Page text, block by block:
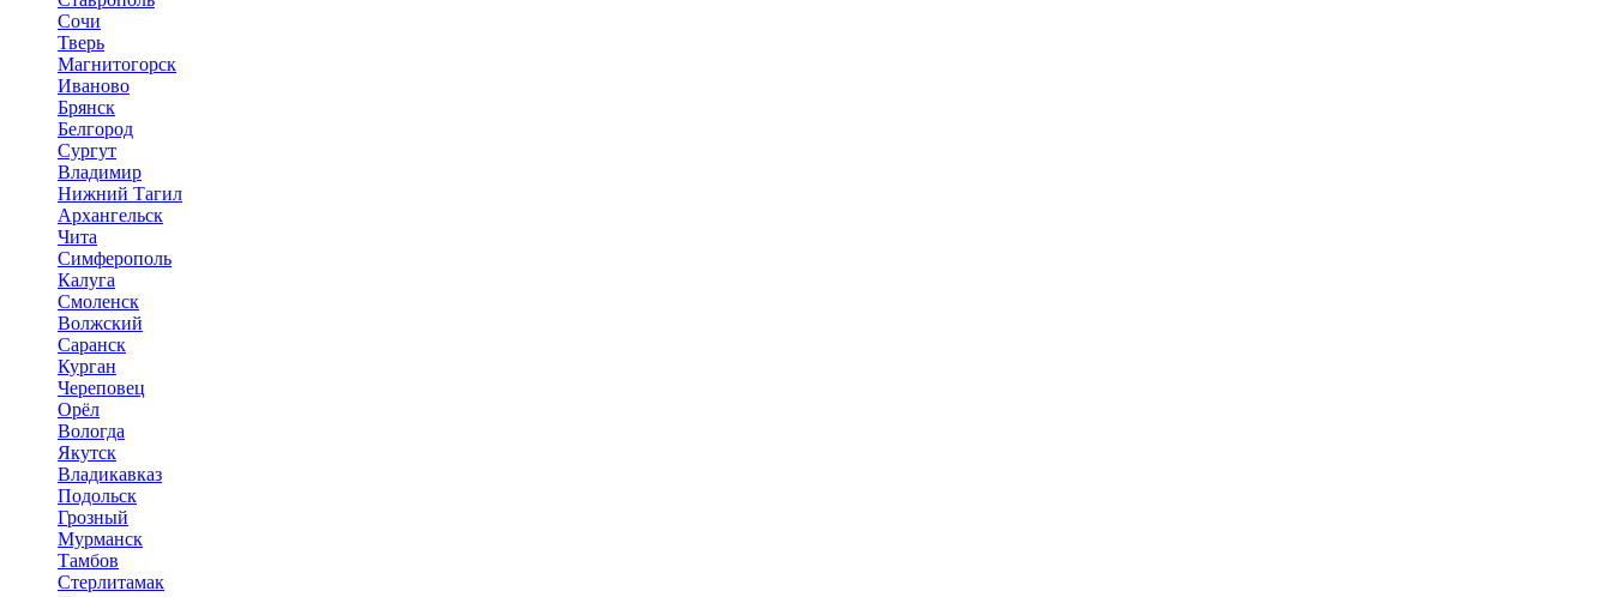
Сочи
Тверь
Магнитогорск
Иваново
Брянск
Белгород
Сургут
Владимир
Нижний Тагил
Архангельск
Чита
Симферополь
Калуга
Смоленск
Волжский
Саранск
Курган
Череповец
Орёл
Вологда
Якутск
Владикавказ
Подольск
Грозный
Мурманск
Тамбов
Стерлитамак